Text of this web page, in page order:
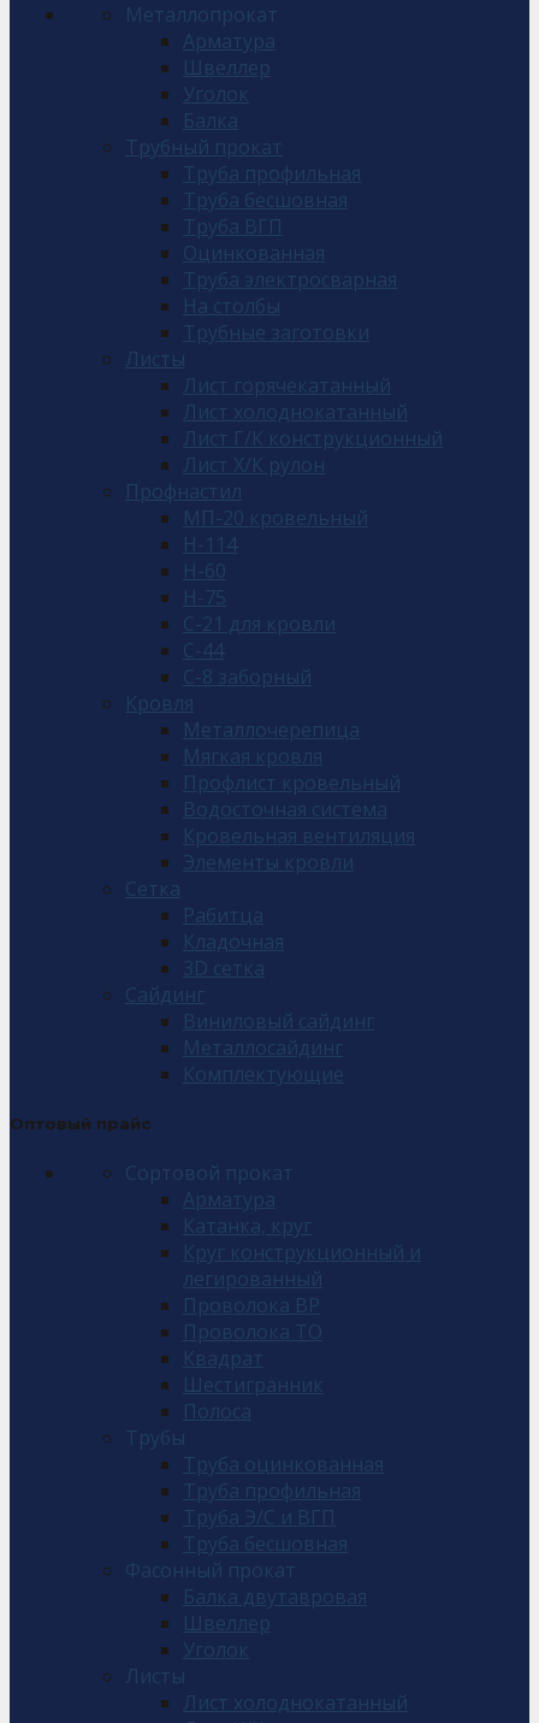
Металлопрокат
Арматура
Швеллер
Уголок
Балка
Трубный прокат
Труба профильная
Труба бесшовная
Труба ВГП
Оцинкованная
Труба электросварная
На столбы
Трубные заготовки
Листы
Лист горячекатанный
Лист холоднокатанный
Лист Г/К конструкционный
Лист Х/К рулон
Профнастил
МП-20 кровельный
Н-114
Н-60
Н-75
С-21 для кровли
С-44
С-8 заборный
Кровля
Металлочерепица
Мягкая кровля
Профлист кровельный
Водосточная система
Кровельная вентиляция
Элементы кровли
Сетка
Рабитца
Кладочная
3D сетка
Сайдинг
Виниловый сайдинг
Металлосайдинг
Комплектующие
Оптовый прайс
Сортовой прокат
Арматура
Катанка, круг
Круг конструкционный и
легированный
Проволока ВР
Проволока ТО
Квадрат
Шестигранник
Полоса
Трубы
Труба оцинкованная
Труба профильная
Труба Э/С и ВГП
Труба бесшовная
Фасонный прокат
Балка двутавровая
Швеллер
Уголок
Листы
Лист холоднокатанный